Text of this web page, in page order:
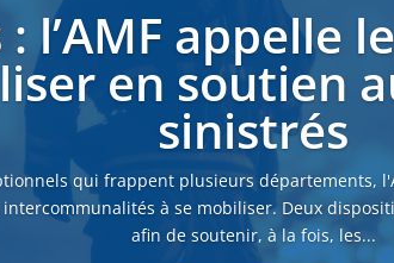
l’AMF appelle
en soutien
sinistrés
qui frappent plusieurs départements,
à se mobiliser. Deux
afin de soutenir, à la fois, les...